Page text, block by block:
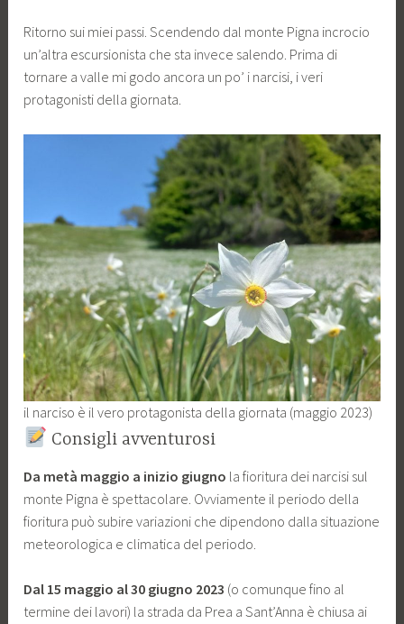
Ritorno sui miei passi. Scendendo dal monte Pigna incrocio
un’altra escursionista che sta invece salendo. Prima di
tornare a valle mi godo ancora un po’ i narcisi, i veri
protagonisti della giornata.
il narciso è il vero protagonista della giornata (maggio 2023)
Consigli avventurosi
Da metà maggio a inizio giugno la fioritura dei narcisi sul
monte Pigna è spettacolare. Ovviamente il periodo della
fioritura può subire variazioni che dipendono dalla situazione
meteorologica e climatica del periodo.
Dal 15 maggio al 30 giugno 2023 (o comunque fino al
termine dei lavori) la strada da Prea a Sant’Anna è chiusa ai